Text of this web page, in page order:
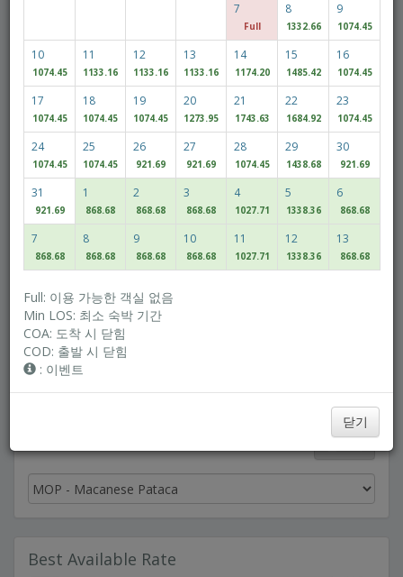
성인 어린이
Access/Discount Code
가장 낮은 요금을 확인해보세요!
7
Full
8
1332.66
9
1074.45
10
1074.45
11
1133.16
12
1133.16
13
1133.16
14
1174.20
15
1485.42
16
1074.45
17
1074.45
18
1074.45
19
1074.45
20
1273.95
21
1743.63
22
1684.92
23
1074.45
24
1074.45
25
1074.45
26
921.69
27
921.69
28
1074.45
29
1438.68
30
921.69
31
921.69
1
868.68
2
868.68
3
868.68
4
1027.71
5
1338.36
6
868.68
7
868.68
8
868.68
9
868.68
10
868.68
11
1027.71
12
1338.36
13
868.68
Full: 이용 가능한 객실 없음
Min LOS: 최소 숙박 기간
COA: 도착 시 닫힘
COD: 출발 시 닫힘
: 이벤트
닫기
Best Available Rate